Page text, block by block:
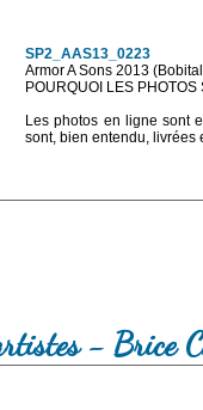
SP2_AAS13_0223
Armor A Sons 2013
POURQUOI LES
Les photos en ligne sont
sont, bien entendu, livrées
- Brice